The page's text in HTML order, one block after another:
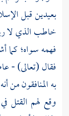
بعيدين قبل
خاطب الذي لا
فهمه سواه؛ كما
فقال (تعالى) -
به المنافقون
وقع لهم القتل